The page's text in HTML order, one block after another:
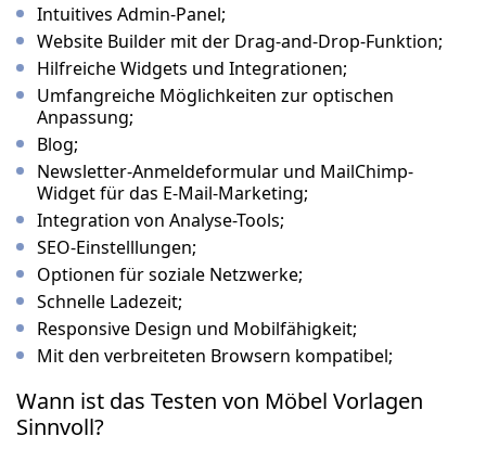
Intuitives Admin-Panel;
Website Builder mit der Drag-and-Drop-Funktion;
Hilfreiche Widgets und Integrationen;
Umfangreiche Möglichkeiten zur optischen
Anpassung;
Blog;
Newsletter-Anmeldeformular und MailChimp-
Widget für das E-Mail-Marketing;
Integration von Analyse-Tools;
SEO-Einstelllungen;
Optionen für soziale Netzwerke;
Schnelle Ladezeit;
Responsive Design und Mobilfähigkeit;
Mit den verbreiteten Browsern kompatibel;
Wann ist das Testen von Möbel Vorlagen
Sinnvoll?